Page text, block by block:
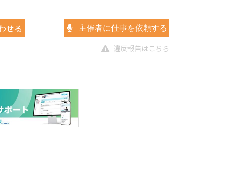
せる 主催者に仕事を依頼する
違反報告はこちら